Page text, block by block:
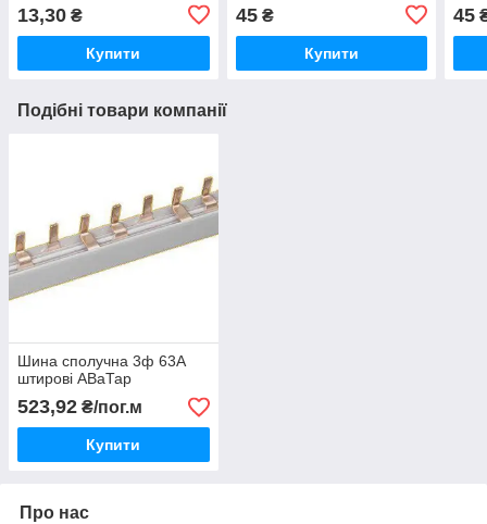
13,30 ₴
Купити
45₴
Купити
45
Подібні товари компанії
Шина сполучна 3ф 63А
штирові АВаТар
523,92 ₴/пог.м
Купити
Про нас